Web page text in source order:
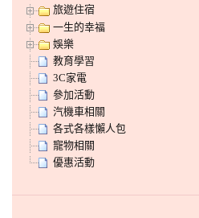
旅遊住宿
一生的幸福
娛樂
教育學習
3C家電
參加活動
汽機車相關
各式各樣懶人包
寵物相關
優惠活動